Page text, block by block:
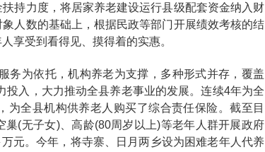
持力度，将居家养老建设运行县级配套资金纳入财
人数的基础上，根据民政等部门开展绩效考核的结
享受到看得见、摸得着的实惠。
务为依托，机构养老为支撑，多种形式并存，覆盖
投入，大力推动全县养老事业的发展。连续4年为全
为全县机构供养老人购买了综合责任保险。截至目
(无子女)、高龄(80周岁以上)等老年人群开展政府
元。今年，将寺寨、日月两乡设为困难老年人代养